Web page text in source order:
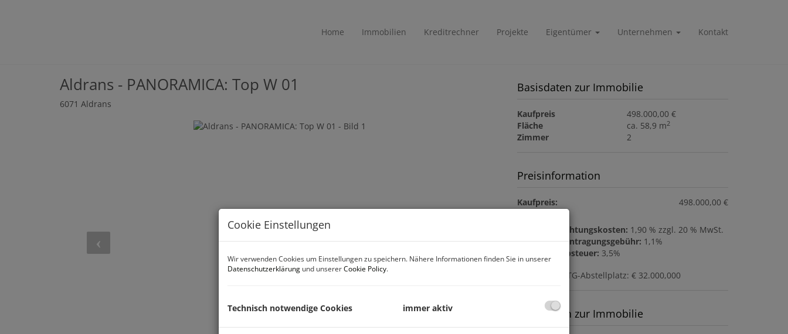
Home Immobilien Kreditrechner Projekte Eigentümer Unternehmen Kontakt
Aldrans - PANORAMICA: Top W 01
6071 Aldrans
Basisdaten zur Immobilie
Kaufpreis
498.000,00 €
Fläche
ca. 58,9 m2
Zimmer 2
Preisinformation
Kaufpreis: 498.000,00 €
Vertragserrichtungskosten: 1,90 % zzgl. 20 % MwSt.
Grundbucheintragungsgebühr: 1,1%
Grunderwerbsteuer: 3,5%
Kaufpreis je TG-Abstellplatz: € 32.000,000
Basisdaten zur Immobilie
Cookie Einstellungen
Wir verwenden Cookies um Einstellungen zu speichern. Nähere Informationen finden Sie in unserer
Datenschutzerklärung und unsererCookie Policy.
Technisch notwendige Cookies immer aktiv